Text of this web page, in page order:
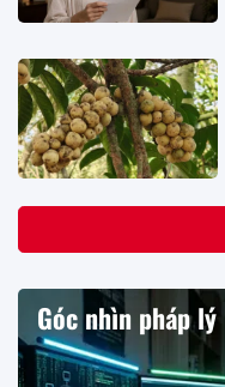
Góc nhìn pháp lý